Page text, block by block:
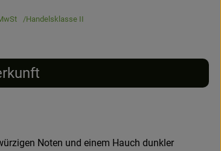
Handelsklasse II
Noten und einem Hauch dunkler